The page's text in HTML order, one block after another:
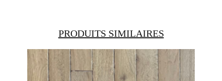
PRODUITS SIMILAIRES